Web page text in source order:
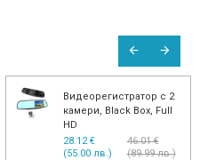
Видеорегистратор с 2
камери, Black Box, Full
HD
28.12 €
(55.00 лв.)
46.01 €
(89.99 лв.)